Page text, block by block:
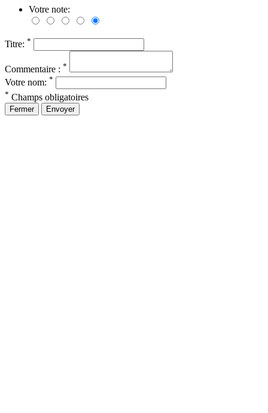
Votre note:
Titre: *
Commentaire : *
Votre nom: *
* Champs obligatoires
Fermer Envoyer